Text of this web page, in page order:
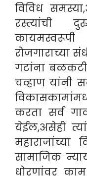
विविध
रस्त्यांची
रोजगाराच्या
गटांना
चव्हाण यांनी
करता सर्व
येईल,असेही
महाराजांच्या
सामाजिक
धोरणांवर